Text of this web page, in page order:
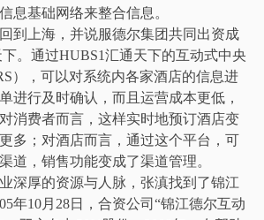
息基础网络来整合信息。
上海，并说服德尔集团共同出资成
。通过HUBS1汇通天下的互动式中央
），可以对系统内各家酒店的信息进
进行及时确认，而且运营成本更低，
消费者而言，这样实时地预订酒店变
多；对酒店而言，通过这个平台，可
道，销售功能变成了渠道管理。
厚的资源与人脉，张滇找到了锦江
年10月28日，合资公司“锦江德尔互动